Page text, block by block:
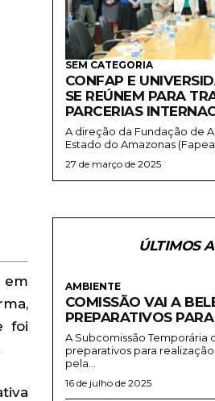
SEM CATEGORIA
CONFAP E
SE REÚNEM PARA
PARCERIAS
A direção da Fundação de
Estado do Amazonas
27 de março de 2025
em
foi
ÚLTIMOS
AMBIENTE
COMISSÃO VAI A
PREPARATIVOS
A Subcomissão Temporária
preparativos para
pela...
16 de julho de 2025